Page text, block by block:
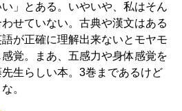
」とある。いやいや、私はそん
せていない。古典や漢文はある
が正確に理解出来ないとモヤモ
覚。まあ、五感力や身体感覚を
生らしい本。3巻まであるけど
。